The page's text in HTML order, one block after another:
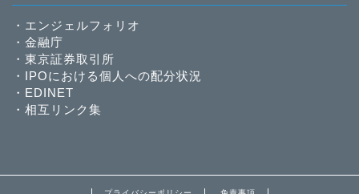
・ エンジェルフォリオ
・ 金融庁
・ 東京証券取引所
・ IPOにおける個人への配分状況
・ EDINET
・ 相互リンク集